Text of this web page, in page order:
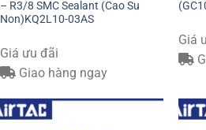
– R3/8 SMC Sealant (Cao Su
Non)KQ2L10-03AS
Giá ưu đãi
Giao hàng ngay
Giá